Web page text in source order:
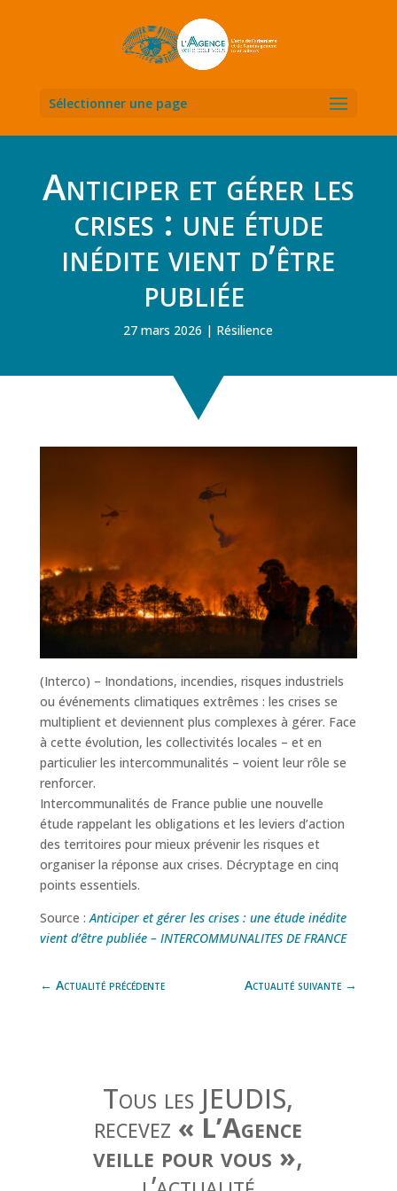
Sélectionner une page
Anticiper et gérer les
crises : une étude
inédite vient d’être
publiée
27 mars 2026 Résilience
(Interco) – Inondations, incendies, risques industriels
ou événements climatiques extrêmes : les crises se
multiplient et deviennent plus complexes à gérer. Face
à cette évolution, les collectivités locales – et en
particulier les intercommunalités – voient leur rôle se
renforcer.
Intercommunalités de France publie une nouvelle
étude rappelant les obligations et les leviers d’action
des territoires pour mieux prévenir les risques et
organiser la réponse aux crises. Décryptage en cinq
points essentiels.
Source :Anticiper et gérer les crises : une étude inédite
vient d’être publiée – INTERCOMMUNALITES DE FRANCE
← Actualité précédente Actualité suivante →
Tous les JEUDIS,
recevez « L’Agence
veille pour vous »,